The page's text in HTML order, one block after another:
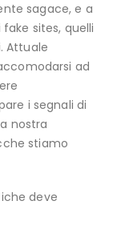
sagace, e a
sites, quelli
Attuale
ad
i segnali di
nostra
stiamo
deve